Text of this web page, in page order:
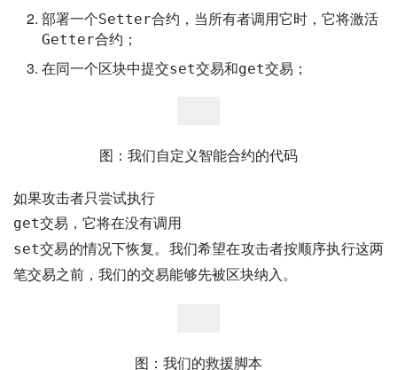
部署一个Setter合约，当所有者调用它时，它将激活
Getter合约；
在同一个区块中提交set交易和get交易；
图：我们自定义智能合约的代码
如果攻击者只尝试执行
get交易，它将在没有调用
set交易的情况下恢复。我们希望在攻击者按顺序执行这两
笔交易之前，我们的交易能够先被区块纳入。
图：我们的救援脚本